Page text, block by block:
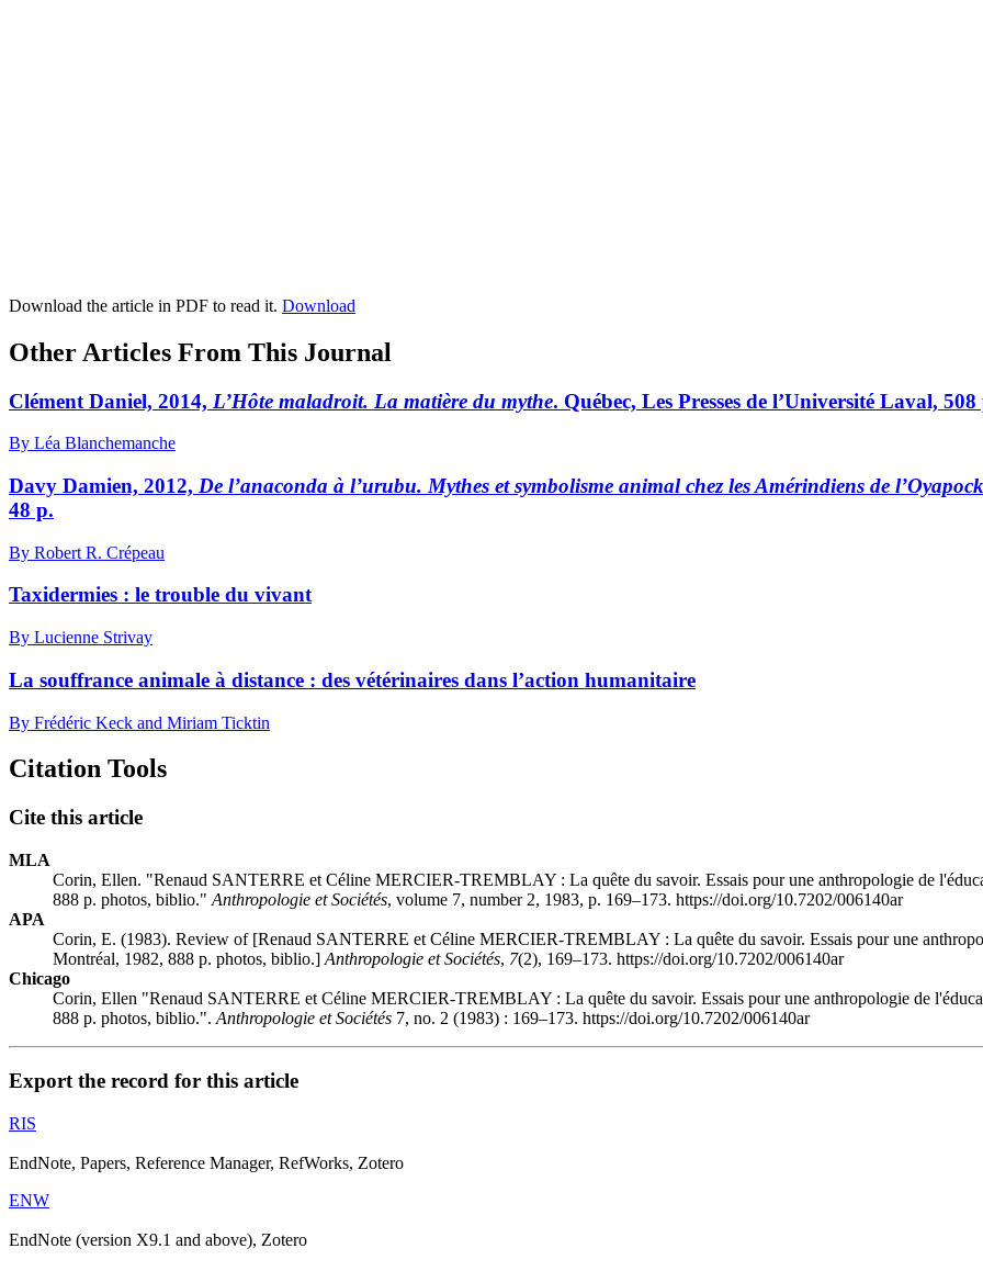
Download the article in PDF to read it. Download
Other Articles From This Journal
Clément Daniel, 2014, L’Hôte maladroit. La matière du mythe. Québec, Les Presses de l’Université Laval,
By Léa Blanchemanche
Davy Damien, 2012, De l’anaconda à l’urubu. Mythes et symbolisme animal chez les Amérindiens de l’Oyapock
48 p.
By Robert R. Crépeau
Taxidermies : le trouble du vivant
By Lucienne Strivay
La souffrance animale à distance : des vétérinaires dans l’action humanitaire
By Frédéric Keck and Miriam Ticktin
Citation Tools
Cite this article
MLA
Corin, Ellen. "Renaud SANTERRE et Céline MERCIER-TREMBLAY : La quête du savoir. Essais pour une anthropologie de
888 p. photos, biblio." Anthropologie et Sociétés, volume 7, number 2, 1983, p. 169–173. https://doi.org/10.7202/006140ar
APA
Corin, E. (1983). Review of [Renaud SANTERRE et Céline MERCIER-TREMBLAY : La quête du savoir. Essais pour une
Montréal, 1982, 888 p. photos, biblio.] Anthropologie et Sociétés, 7(2), 169–173. https://doi.org/10.7202/006140ar
Chicago
Corin, Ellen "Renaud SANTERRE et Céline MERCIER-TREMBLAY : La quête du savoir. Essais pour une anthropologie de
888 p. photos, biblio.". Anthropologie et Sociétés 7, no. 2 (1983) : 169–173. https://doi.org/10.7202/006140ar
Export the record for this article
RIS
EndNote, Papers, Reference Manager, RefWorks, Zotero
ENW
EndNote (version X9.1 and above), Zotero